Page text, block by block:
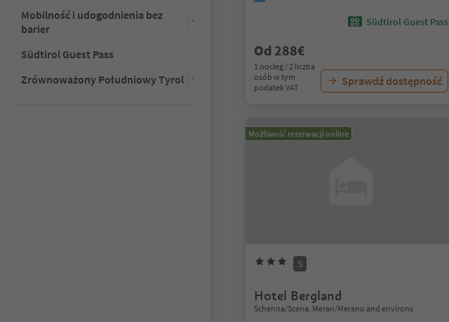
Mobilność i udogodnienia bez
barier
Südtirol Guest Pass
Zrównoważony Południowy Tyrol
Südtirol Guest Pass
Od 288€
1 nocleg / 2 liczba
osób w tym
podatek VAT
Sprawdź dostępność
Możliwość rezerwacji online
S
Hotel Bergland
Schenna/Scena, Meran/Merano and environs